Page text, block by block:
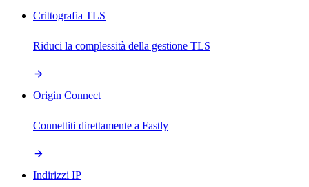
Crittografia TLS
Riduci la complessità della gestione TLS
Origin Connect
Connettiti direttamente a Fastly
Indirizzi IP